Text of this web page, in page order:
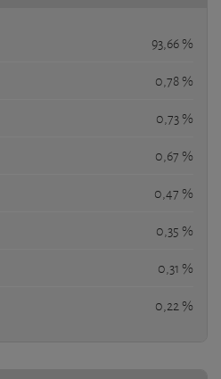
93,66 %
0,78 %
0,73 %
0,67 %
0,47 %
0,35 %
0,31 %
0,22 %